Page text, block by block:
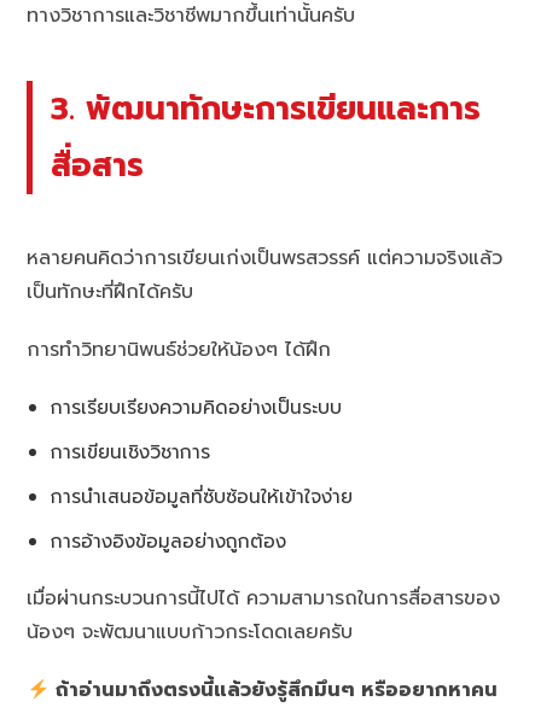
ทางวิชาการและวิชาชีพมากขึ้นเท่านั้นครับ
3. พัฒนาทักษะการเขียนและการ
สื่อสาร
หลายคนคิดว่าการเขียนเก่งเป็นพรสวรรค์ แต่ความจริงแล้ว
เป็นทักษะที่ฝึกได้ครับ
การทำวิทยานิพนธ์ช่วยให้น้องๆ ได้ฝึก
การเรียบเรียงความคิดอย่างเป็นระบบ
การเขียนเชิงวิชาการ
การนำเสนอข้อมูลที่ซับซ้อนให้เข้าใจง่าย
การอ้างอิงข้อมูลอย่างถูกต้อง
เมื่อผ่านกระบวนการนี้ไปได้ ความสามารถในการสื่อสารของ
น้องๆ จะพัฒนาแบบก้าวกระโดดเลยครับ
ถ้าอ่านมาถึงตรงนี้แล้วยังรู้สึกมึนๆ หรืออยากหาคน